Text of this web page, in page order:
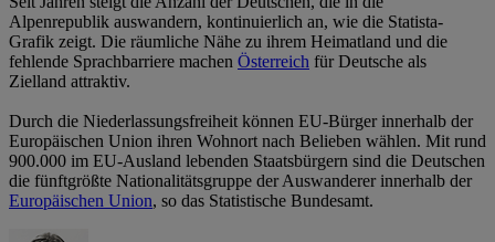
Alpenrepublik auswandern, kontinuierlich an, wie die Statista-
Grafik zeigt. Die räumliche Nähe zu ihrem Heimatland und die
fehlende Sprachbarriere machen Österreich für Deutsche als
Zielland attraktiv.
Durch die Niederlassungsfreiheit können EU-Bürger innerhalb der
Europäischen Union ihren Wohnort nach Belieben wählen. Mit rund
900.000 im EU-Ausland lebenden Staatsbürgern sind die Deutschen
die fünftgrößte Nationalitätsgruppe der Auswanderer innerhalb der
Europäischen Union, so das Statistische Bundesamt.